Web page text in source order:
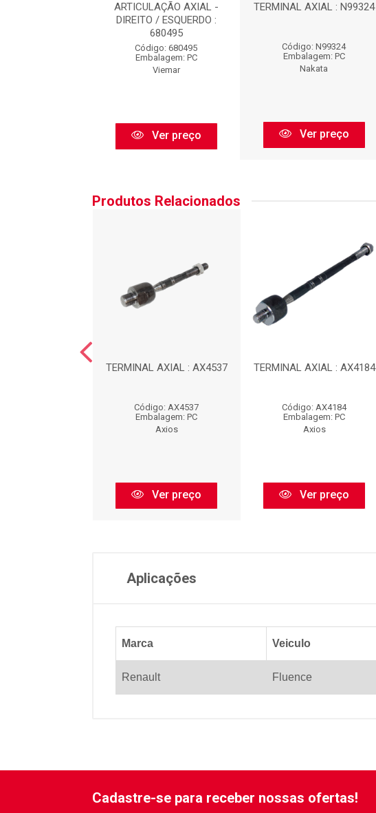
ARTICULAÇÃO AXIAL -
DIREITO / ESQUERDO :
680495
Código: 680495
Embalagem: PC
Viemar
Ver preço
TERMINAL AXIAL : N99324
Código: N99324
Embalagem: PC
Nakata
Ver preço
Produtos Relacionados
TERMINAL AXIAL : AX4537
Código: AX4537
Embalagem: PC
Axios
Ver preço
TERMINAL AXIAL : AX4184
Código: AX4184
Embalagem: PC
Axios
Ver preço
Aplicações
Marca Veiculo
Renault Fluence
Cadastre-se para receber nossas ofertas!